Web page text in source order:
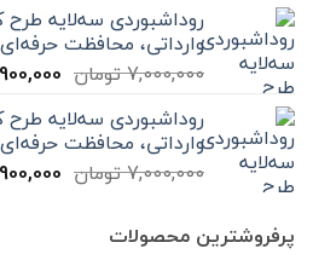
بود. وارداتی، محافظت
7,000,000تومان قیمت
بود.
روداشبوردی سه‌لایه
وارداتی، محافظت
7,000,000تومان قیمت
پرفروشترین محصولات